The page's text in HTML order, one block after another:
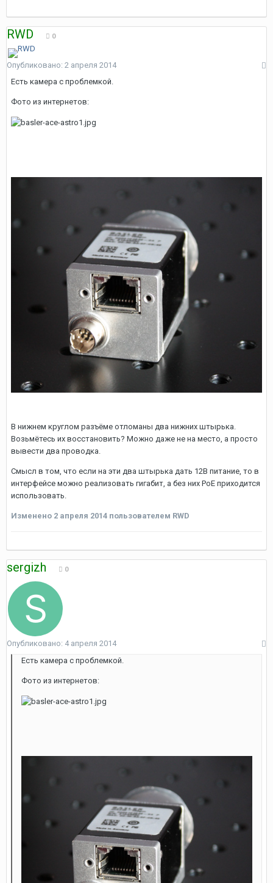
RWD 0
Опубликовано: 2 апреля 2014
Есть камера с проблемкой.
Фото из интернетов:
В нижнем круглом разъёме отломаны два нижних штырька.
Возьмётесь их восстановить? Можно даже не на место, а просто
вывести два проводка.
Смысл в том, что если на эти два штырька дать 12В питание, то в
интерфейсе можно реализовать гигабит, а без них PoE приходится
использовать.
Изменено 2 апреля 2014 пользователем RWD
sergizh 0
Опубликовано: 4 апреля 2014
Есть камера с проблемкой.
Фото из интернетов: